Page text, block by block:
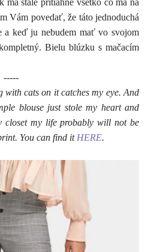
Vám povedať, že táto jednoduchá
a keď ju nebudem mať vo svojom
Bielu blúzku s mačacím
-----
with cats on it catches my eye. And
blouse just stole my heart and
closet my life probably will not be
You can find it HERE.